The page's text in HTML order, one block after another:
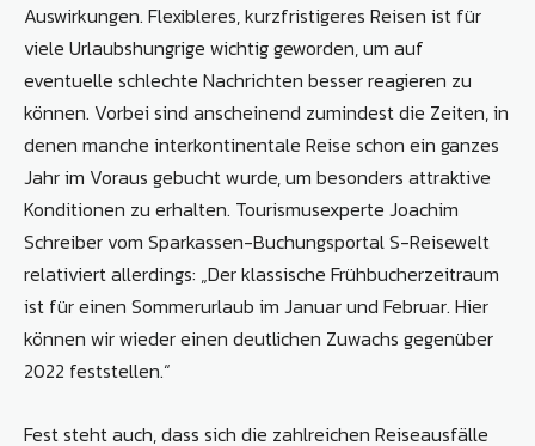
Auswirkungen. Flexibleres, kurzfristigeres Reisen ist für
viele Urlaubshungrige wichtig geworden, um auf
eventuelle schlechte Nachrichten besser reagieren zu
können. Vorbei sind anscheinend zumindest die Zeiten, in
denen manche interkontinentale Reise schon ein ganzes
Jahr im Voraus gebucht wurde, um besonders attraktive
Konditionen zu erhalten. Tourismusexperte Joachim
Schreiber vom Sparkassen-Buchungsportal S-Reisewelt
relativiert allerdings: „Der klassische Frühbucherzeitraum
ist für einen Sommerurlaub im Januar und Februar. Hier
können wir wieder einen deutlichen Zuwachs gegenüber
2022 feststellen.“
Fest steht auch, dass sich die zahlreichen Reiseausfälle